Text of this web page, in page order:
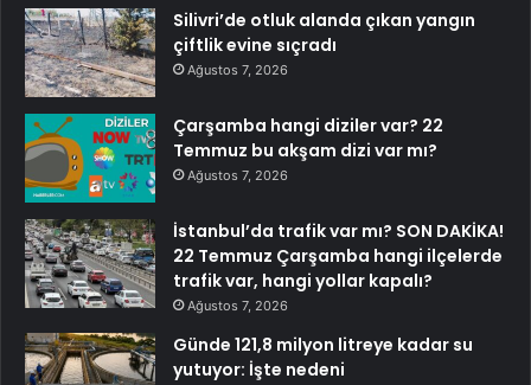
Silivri’de otluk alanda çıkan yangın
çiftlik evine sıçradı
Ağustos 7, 2026
Çarşamba hangi diziler var? 22
Temmuz bu akşam dizi var mı?
Ağustos 7, 2026
İstanbul’da trafik var mı? SON DAKİKA!
22 Temmuz Çarşamba hangi ilçelerde
trafik var, hangi yollar kapalı?
Ağustos 7, 2026
Günde 121,8 milyon litreye kadar su
yutuyor: İşte nedeni